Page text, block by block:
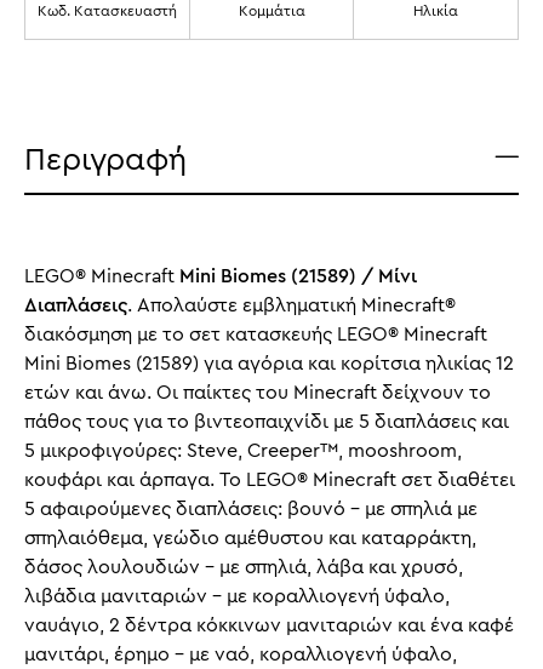
Κωδ. Κατασκευαστή Κομμάτια Ηλικία
Περιγραφή
LEGO® Minecraft Mini Biomes (21589) / Μίνι
Διαπλάσεις. Απολαύστε εμβληματική Minecraft®
διακόσμηση με το σετ κατασκευής LEGO® Minecraft
Mini Biomes (21589) για αγόρια και κορίτσια ηλικίας 12
ετών και άνω. Οι παίκτες του Minecraft δείχνουν το
πάθος τους για το βιντεοπαιχνίδι με 5 διαπλάσεις και
5 μικροφιγούρες: Steve, Creeper™, mooshroom,
κουφάρι και άρπαγα. Το LEGO® Minecraft σετ διαθέτει
5 αφαιρούμενες διαπλάσεις: βουνό – με σπηλιά με
σπηλαιόθεμα, γεώδιο αμέθυστου και καταρράκτη,
δάσος λουλουδιών – με σπηλιά, λάβα και χρυσό,
λιβάδια μανιταριών – με κοραλλιογενή ύφαλο,
ναυάγιο, 2 δέντρα κόκκινων μανιταριών και ένα καφέ
μανιτάρι, έρημο – με ναό, κοραλλιογενή ύφαλο,